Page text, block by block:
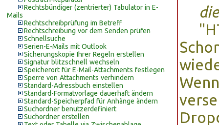
Rechtsbündiger (zentrierter) Tabulator in E-
Mails
Rechtschreibprüfung im Betreff
Rechtschreibung vor dem Senden prüfen
Schnellsuche
Serien-E-Mails mit Outlook
Sicherungskopie Ihrer Regeln erstellen
Signatur blitzschnell wechseln
Speicherort für E-Mail-Attachments festlegen
Sperre von Attachments verhindern
Standard-Adressbuch einstellen
Standard-Formatvorlage dauerhaft ändern
Standard-Speicherpfad für Anhänge ändern
Suchordner benutzerdefiniert
Suchordner erstellen